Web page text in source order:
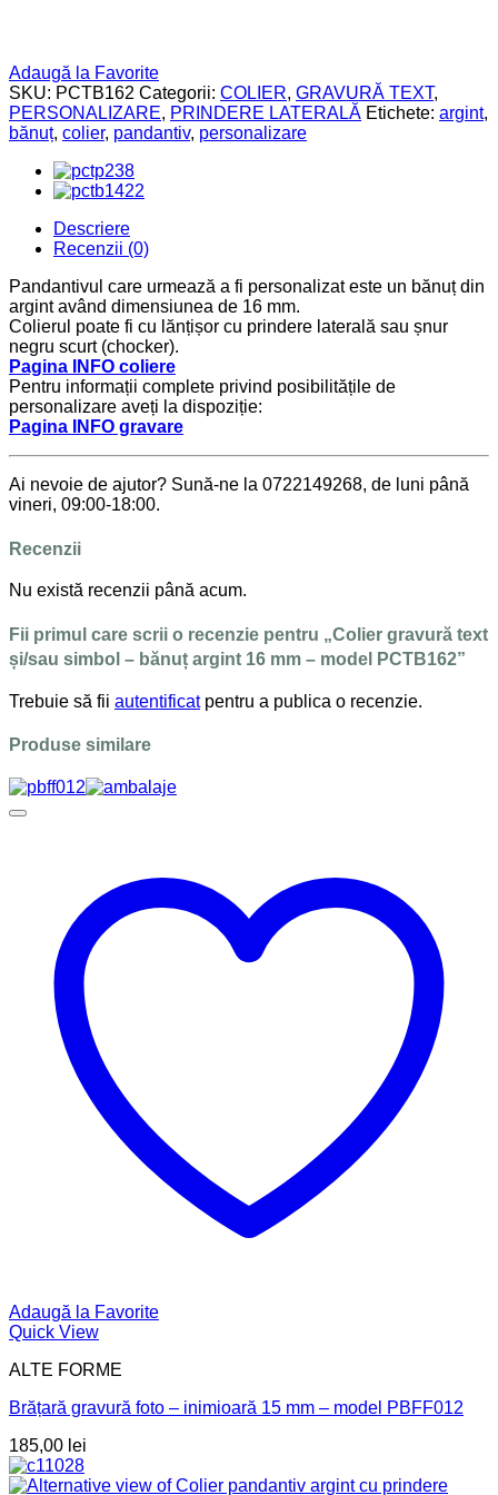
Adaugă la Favorite
SKU: PCTB162 Categorii: COLIER, GRAVURĂ TEXT,
PERSONALIZARE, PRINDERE LATERALĂ Etichete: argint,
bănuț, colier, pandantiv, personalizare
Descriere
Recenzii (0)
Pandantivul care urmează a fi personalizat este un bănuț din
argint având dimensiunea de 16 mm.
Colierul poate fi cu lănțișor cu prindere laterală sau șnur
negru scurt (chocker).
Pagina INFO coliere
Pentru informații complete privind posibilitățile de
personalizare aveți la dispoziție:
Pagina INFO gravare
Ai nevoie de ajutor? Sună-ne la 0722149268, de luni până
vineri, 09:00-18:00.
Recenzii
Nu există recenzii până acum.
Fii primul care scrii o recenzie pentru „Colier gravură text
și/sau simbol – bănuț argint 16 mm – model PCTB162”
Trebuie să fii autentificatpentru a publica o recenzie.
Produse similare
Adaugă la Favorite
Quick View
ALTE FORME
Brățară gravură foto – inimioară 15 mm – model PBFF012
185,00 lei